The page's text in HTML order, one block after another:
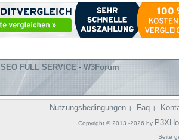
SEO FULL SERVICE - W3Forum
Nutzungsbedingungen | Faq |
Copyright © 2013 -2026 by
Seite